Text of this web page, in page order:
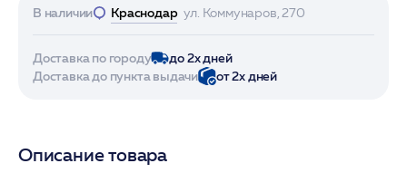
В наличии Краснодар ул. Коммунаров, 270
Доставка по городу
до 2х дней
Доставка до пункта выдачи
от 2х дней
Описание товара